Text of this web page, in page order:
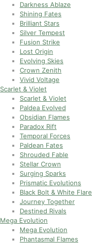
Darkness Ablaze
Shining Fates
Brilliant Stars
Silver Tempest
Fusion Strike
Lost Origin
Evolving Skies
Crown Zenith
Vivid Voltage
Scarlet & Violet
Scarlet & Violet
Paldea Evolved
Obsidian Flames
Paradox Rift
Temporal Forces
Paldean Fates
Shrouded Fable
Stellar Crown
Surging Sparks
Prismatic Evolutions
Black Bolt & White Flare
Journey Together
Destined Rivals
Mega Evolution
Mega Evolution
Phantasmal Flames